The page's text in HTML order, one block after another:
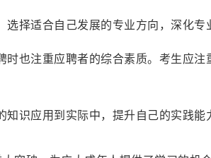
择适合自己发展的专业方向，深化专
也注重应聘者的综合素质。考生应
识应用到实际中，提升自己的实践能